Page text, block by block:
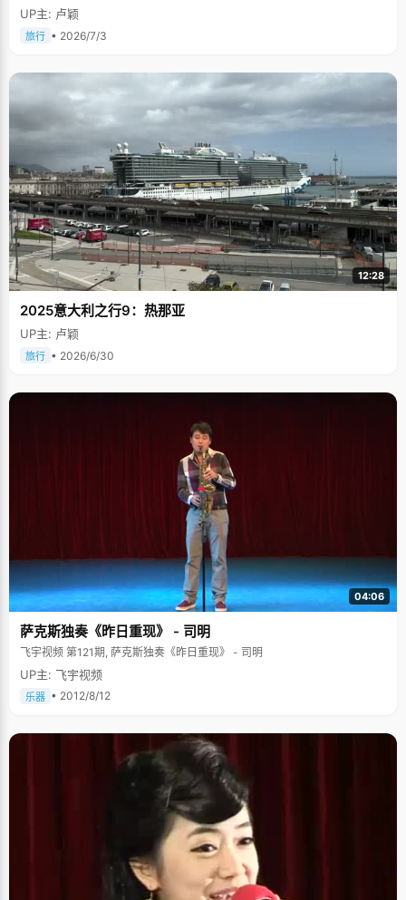
UP主: 卢颖
旅行 • 2026/7/3
12:28
2025意大利之行9：热那亚
UP主: 卢颖
旅行 • 2026/6/30
04:06
萨克斯独奏《昨日重现》 - 司明
飞宇视频 第121期, 萨克斯独奏《昨日重现》 - 司明
UP主: 飞宇视频
乐器 • 2012/8/12